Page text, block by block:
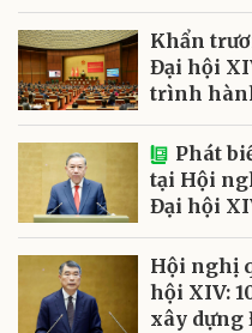
Khẩn
Đại hội
trình
Phát
tại Hội
Đại hội
Hội nghị
hội XIV:
xây dựng